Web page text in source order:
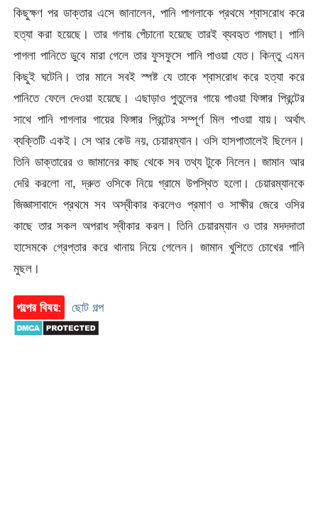
কিছুক্ষণ পর ডাক্তার এসে জানালেন, পানি পাগলাকে প্রথমে শ্বাসরোধ করে
হত্যা করা হয়েছে। তার গলায় পেঁচানো হয়েছে তারই ব্যবহৃত গামছা। পানি
পাগলা পানিতে ডুবে মারা গেলে তার ফুসফুসে পানি পাওয়া যেত। কিন্তু এমন
কিছুই ঘটেনি। তার মানে সবই স্পষ্ট যে তাকে শ্বাসরোধ করে হত্যা করে
পানিতে ফেলে দেওয়া হয়েছে। এছাড়াও পুতুলের গায়ে পাওয়া ফিঙ্গার প্রিন্টের
সাথে পানি পাগলার গায়ের ফিঙ্গার প্রিন্টের সম্পূর্ণ মিল পাওয়া যায়। অর্থাৎ
ব্যক্তিটি একই। সে আর কেউ নয়, চেয়ারম্যান। ওসি হাসপাতালেই ছিলেন।
তিনি ডাক্তারের ও জামানের কাছ থেকে সব তথ্য টুকে নিলেন। জামান আর
দেরি করলো না, দ্রুত ওসিকে নিয়ে গ্রামে উপস্থিত হলো। চেয়ারম্যানকে
জিজ্ঞাসাবাদে প্রথমে সব অস্বীকার করলেও প্রমাণ ও সাক্ষীর জেরে ওসির
কাছে তার সকল অপরাধ স্বীকার করল। তিনি চেয়ারম্যান ও তার মদদদাতা
হাসেমকে গ্রেপ্তার করে থানায় নিয়ে গেলেন। জামান খুশিতে চোখের পানি
মুছল।
গল্পের বিষয়: ছোট গল্প